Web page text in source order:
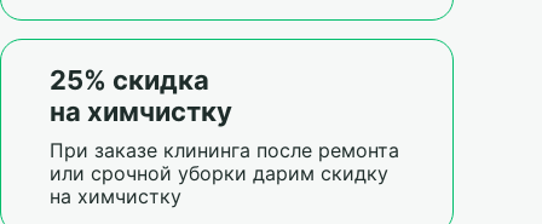
25% скидка
на химчистку
При заказе клининга после ремонта
или срочной уборки дарим скидку
на химчистку